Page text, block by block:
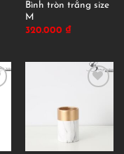
Bình tròn trắng size
M
320.000 ₫